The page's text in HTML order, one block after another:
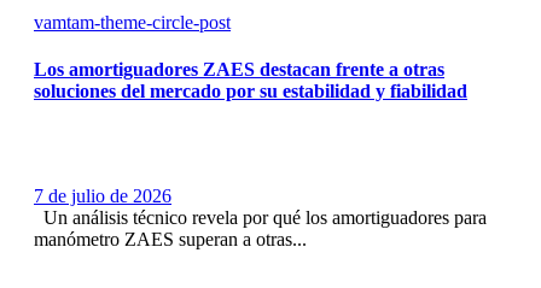
vamtam-theme-circle-post
Los amortiguadores ZAES destacan frente a otras
soluciones del mercado por su estabilidad y fiabilidad
7 de julio de 2026
Un análisis técnico revela por qué los amortiguadores para
manómetro ZAES superan a otras...